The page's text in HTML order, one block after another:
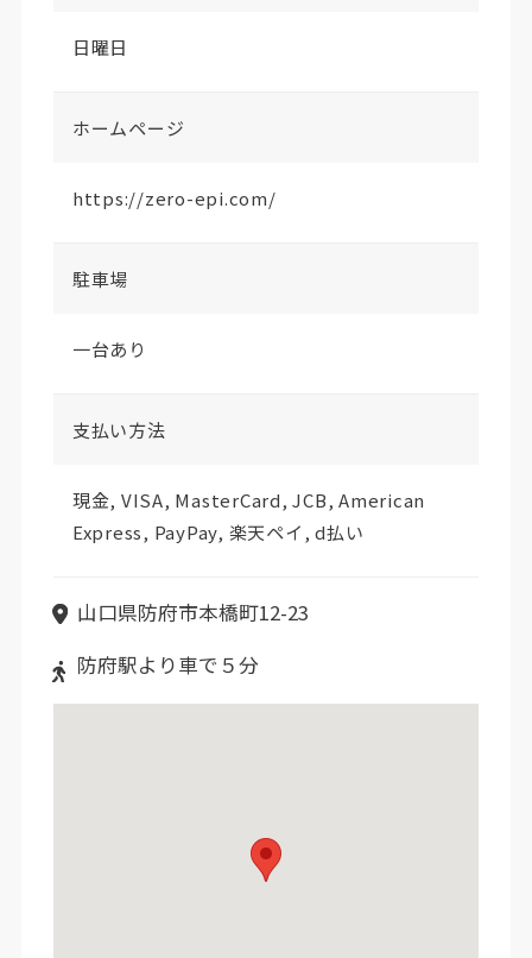
日曜日
ホームページ
https://zero-epi.com/
駐車場
一台あり
支払い方法
現金, VISA, MasterCard, JCB, American
Express, PayPay, 楽天ペイ, d払い
山口県防府市本橋町12-23
防府駅より車で５分